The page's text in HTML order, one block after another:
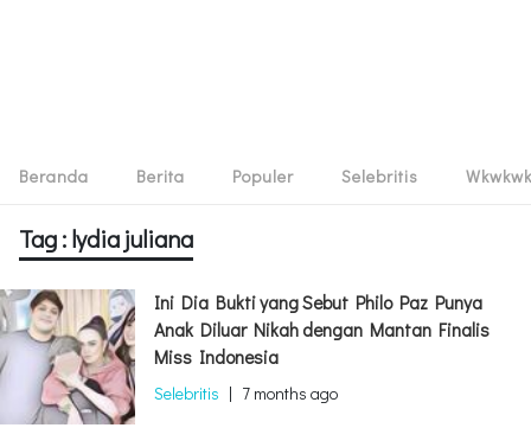
Beranda Berita Populer Selebritis Wkwkwk
Tag : lydia juliana
Ini Dia Bukti yang Sebut Philo Paz Punya
Anak Diluar Nikah dengan Mantan Finalis
Miss Indonesia
Selebritis | 7 months ago